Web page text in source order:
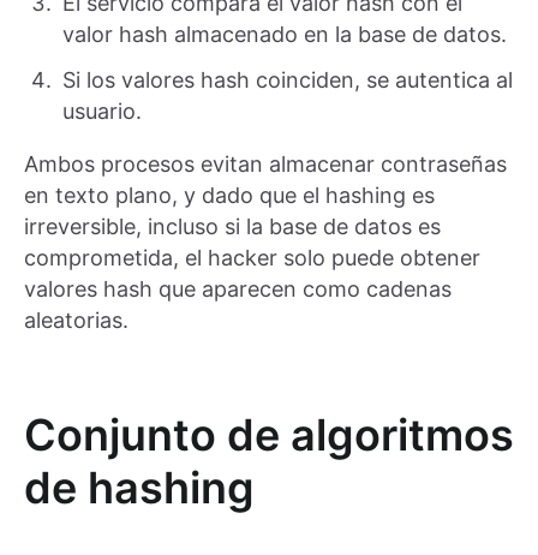
valor hash almacenado en la base de datos.
Si los valores hash coinciden, se autentica al
usuario.
Ambos procesos evitan almacenar contraseñas
en texto plano, y dado que el hashing es
irreversible, incluso si la base de datos es
comprometida, el hacker solo puede obtener
valores hash que aparecen como cadenas
aleatorias.
Conjunto de algoritmos
de hashing